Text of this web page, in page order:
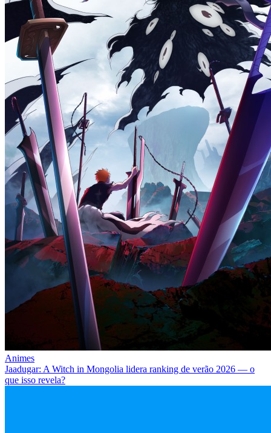
Animes
Jaadugar: A Witch in Mongolia lidera ranking de verão 2026 — o
que isso revela?